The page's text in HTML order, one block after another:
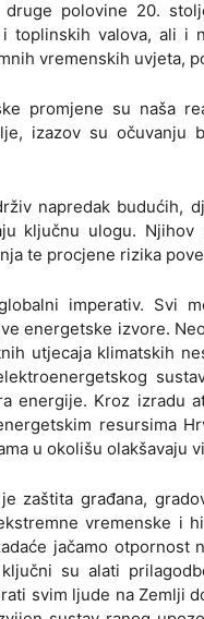
polovine 20.
toplinskih valova, ali i
vremenskih uvjeta,
promjene su naša
izazov su
napredak budućih,
ključnu ulogu.
te procjene rizika
imperativ. Svi
energetske izvore.
utjecaja klimatskih
energije. Kroz izradu
resursima
u okolišu olakšavaju
zaštita građana,
vremenske i
jačamo
su alati
svim ljude na Zemlji